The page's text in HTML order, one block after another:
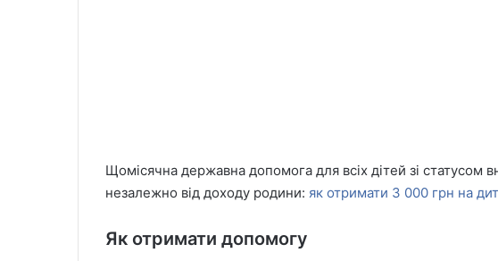
Щомісячна державна допомога для всіх дітей зі статусом
незалежно від доходу родини: як отримати 3 000 грн на
Як отримати допомогу